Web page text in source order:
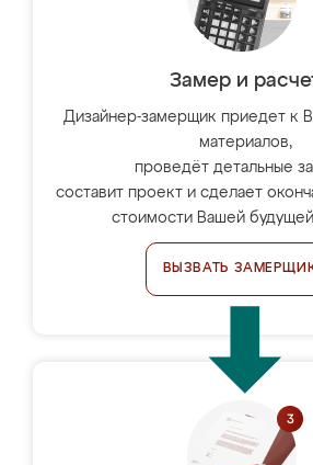
Замер и
Дизайнер-замерщик приедет к
материалов,
проведёт детальные
составит проект и сделает
стоимости Вашей
ВЫЗВАТЬ